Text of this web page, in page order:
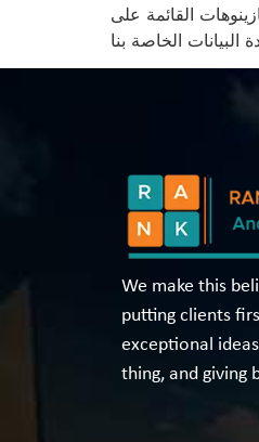
القائمة على
We make this
putting clients
exceptional
thing, and giving